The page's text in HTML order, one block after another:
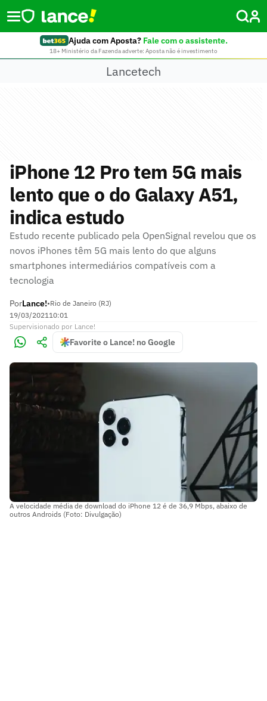
Ajuda com Aposta? Fale com o assistente.
18+ Ministério da Fazenda adverte: Aposta não é investimento
Lancetech
iPhone 12 Pro tem 5G mais
lento que o do Galaxy A51,
indica estudo
Estudo recente publicado pela OpenSignal revelou que os
novos iPhones têm 5G mais lento do que alguns
smartphones intermediários compatíveis com a
tecnologia
PorLance!•Rio de Janeiro (RJ)
19/03/202110:01
Supervisionado por Lance!
Favorite o Lance! no Google
A velocidade média de download do iPhone 12 é de 36,9 Mbps, abaixo de
outros Androids (Foto: Divulgação)